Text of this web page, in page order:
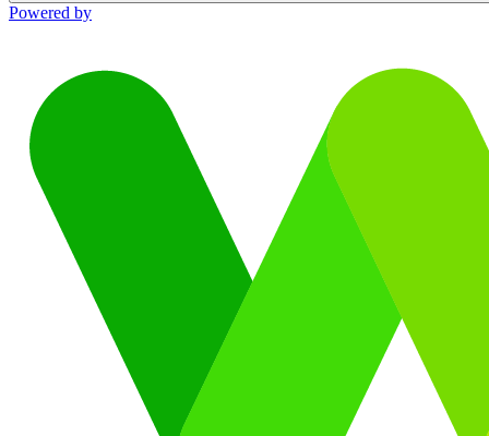
Powered by